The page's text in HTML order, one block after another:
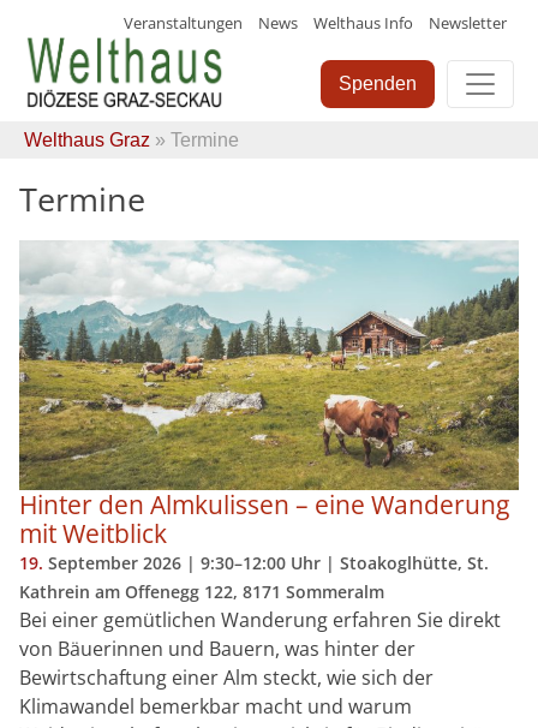
Skip
content
Veranstaltungen News Welthaus Info Newsletter
Spenden
Welthaus Graz » Termine
Termine
Hinter den Almkulissen – eine Wanderung
mit Weitblick
19. September 2026 | 9:30–12:00 Uhr | Stoakoglhütte, St.
Kathrein am Offenegg 122, 8171 Sommeralm
Bei einer gemütlichen Wanderung erfahren Sie direkt
von Bäuerinnen und Bauern, was hinter der
Bewirtschaftung einer Alm steckt, wie sich der
Klimawandel bemerkbar macht und warum